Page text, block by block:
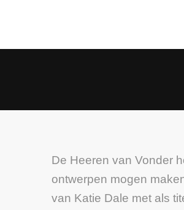
De Heeren van Vonder
ontwerpen mogen
van Katie Dale met als